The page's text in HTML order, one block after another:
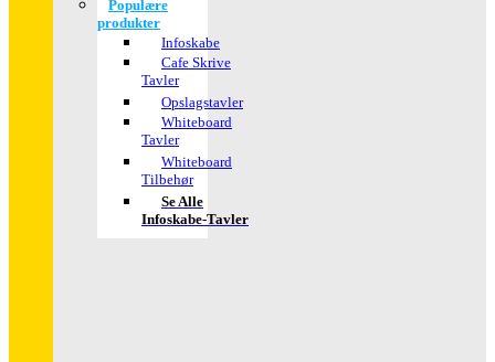
Populære
produkter
Infoskabe
Cafe Skrive
Tavler
Opslagstavler
Whiteboard
Tavler
Whiteboard
Tilbehør
Se Alle
Infoskabe-Tavler